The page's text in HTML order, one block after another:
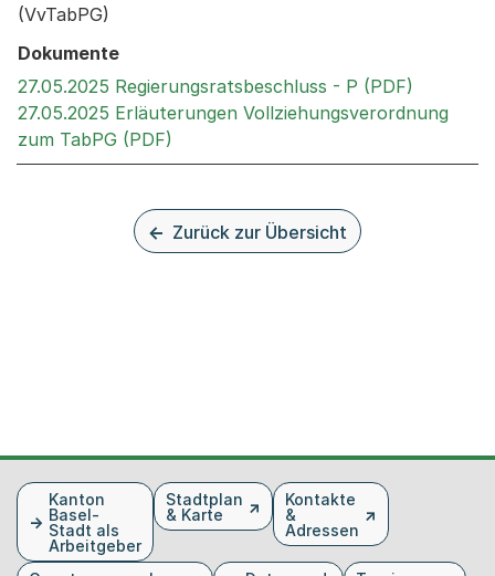
(VvTabPG)
Dokumente
27.05.2025 Regierungsratsbeschluss - P (PDF)
27.05.2025 Erläuterungen Vollziehungsverordnung
zum TabPG (PDF)
Zurück zur Übersicht
FusszeileKanton
Basel-
Stadt als
Arbeitgeber
Stadtplan
& Karte
Kontakte
&
Adressen